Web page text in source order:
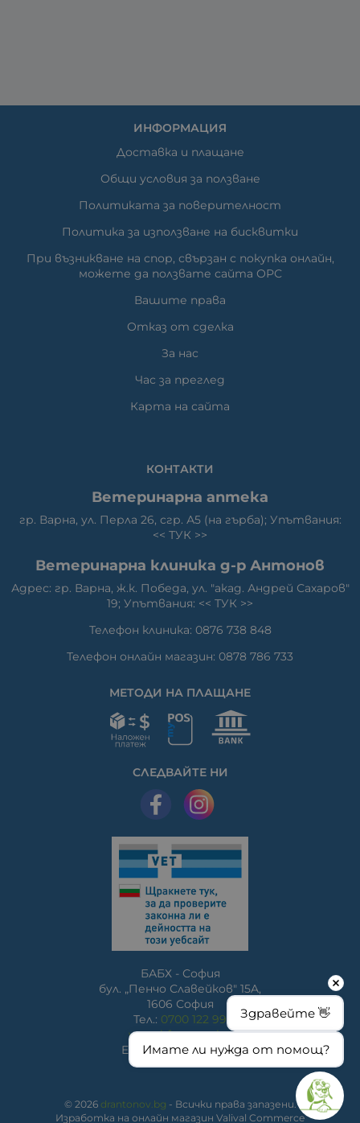
ИНФОРМАЦИЯ
Доставка и плащане
Общи условия за ползване
Политиката за поверителност
Политика за използване на бисквитки
При възникване на спор, свързан с покупка онлайн,
можете да ползвате сайта ОРС
Вашите права
Отказ от сделка
За нас
Час за преглед
Карта на сайта
КОНТАКТИ
Ветеринарна аптека
гр. Варна, ул. Перла 26, сгр. А5 (на гърба); Упътвания:
<< ТУК >>
Ветеринарна клиника д-р Антонов
Адрес: гр. Варна, ж.к. Победа, ул. "акад. Андрей Сахаров"
19; Упътвания: << ТУК >>
Телефон клиника: 0876 738 848
Телефон онлайн магазин: 0878 786 733
МЕТОДИ НА ПЛАЩАНЕ
СЛЕДВАЙТЕ НИ
БАБХ - София
бул. „Пенчо Славейков" 15A,
1606 София
Тел.: 0700 122 99
www.bfsa.egov.bg
E-mail:bfsa@bfsa.bg
© 2026 drantonov.bg - Всички права запазени.
Изработка на онлайн магазин Valival Commerce
Здравейте 👋
Имате ли нужда от помощ?